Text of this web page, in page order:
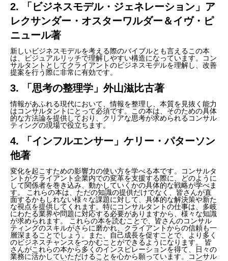
2. 「ビジネスモデル・ジェネレーション」ア
レクサンダー・オスターワルダー＆イヴ・ピ
ニュール著
新しいビジネスモデルを考える際のバイブルとも言えるこの本
は、ビジュアルリッチで理解しやすい構造になっています。コン
サルタントとしてクライアントのビジネスモデルを理解し、改善
提案を行う際に非常に有効です。
3. 「思考の整理学」外山滋比古著
情報があふれる現代において、情報を整理し、本質を見抜く能力
はコンサルタントにとって必須です。この本は、そのための具体
的な方法論を提供しており、クリアな思考が求められるコンサル
ティングの現場で役立ちます。
4. 「インフルエンサー」ケリー・パターソン
他著
変化を起こすための影響力の使い方を学べる本です。コンサルタ
ントがクライアント企業内での変革を支援する際に、どのように
して関係者を巻き込み、動かしていくかの具体的な戦略が学べま
す。 これらの本は、ただの知識の提供だけでなく、皆さんが直
面するかもしれない様々な課題に対して、具体的な解決策や新た
な視点を提供してくれます。特にコンサルタントの仕事は、多岐
にわたる業界や問題に対応する必要がありますから、様々な知識
が求められます。 これらの本を読むことで、皆さんのコンサル
ティングのスキルがさらに磨かれ、クライアントからの信頼も一
層深まることでしょう。また、自己成長を促すことで、より多く
のビジネスチャンスをつかむことができるようになります。 皆
さんがこれらの本から多くのインスピレーションを得て、日々の
業務に活かしていただけることを心から願っています。コンサル